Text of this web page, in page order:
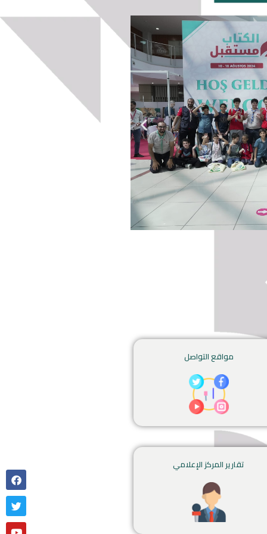
مواقع التواصل
تقارير المركز الإعلامي